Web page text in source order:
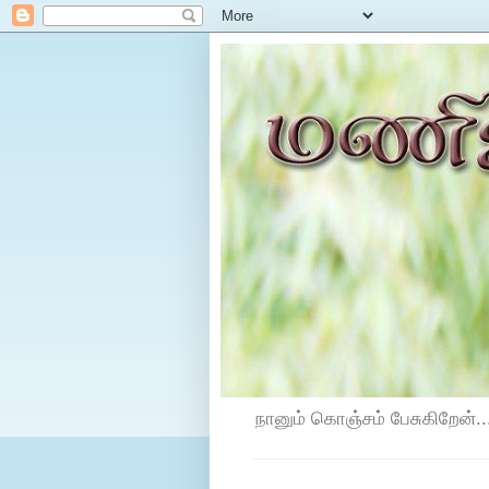
நானும் கொஞ்சம்